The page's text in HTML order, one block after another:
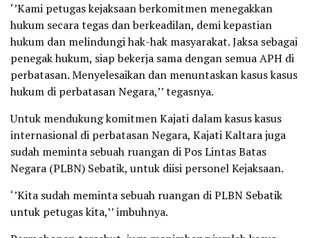
‘’Kami petugas kejaksaan berkomitmen menegakkan
hukum secara tegas dan berkeadilan, demi kepastian
hukum dan melindungi hak-hak masyarakat. Jaksa sebagai
penegak hukum, siap bekerja sama dengan semua APH di
perbatasan. Menyelesaikan dan menuntaskan kasus kasus
hukum di perbatasan Negara,’’ tegasnya.
Untuk mendukung komitmen Kajati dalam kasus kasus
internasional di perbatasan Negara, Kajati Kaltara juga
sudah meminta sebuah ruangan di Pos Lintas Batas
Negara (PLBN) Sebatik, untuk diisi personel Kejaksaan.
‘’Kita sudah meminta sebuah ruangan di PLBN Sebatik
untuk petugas kita,’’ imbuhnya.